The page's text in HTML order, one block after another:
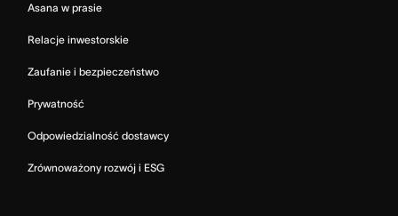
Asana w prasie
Relacje inwestorskie
Zaufanie i bezpieczeństwo
Prywatność
Odpowiedzialność dostawcy
Zrównoważony rozwój i ESG